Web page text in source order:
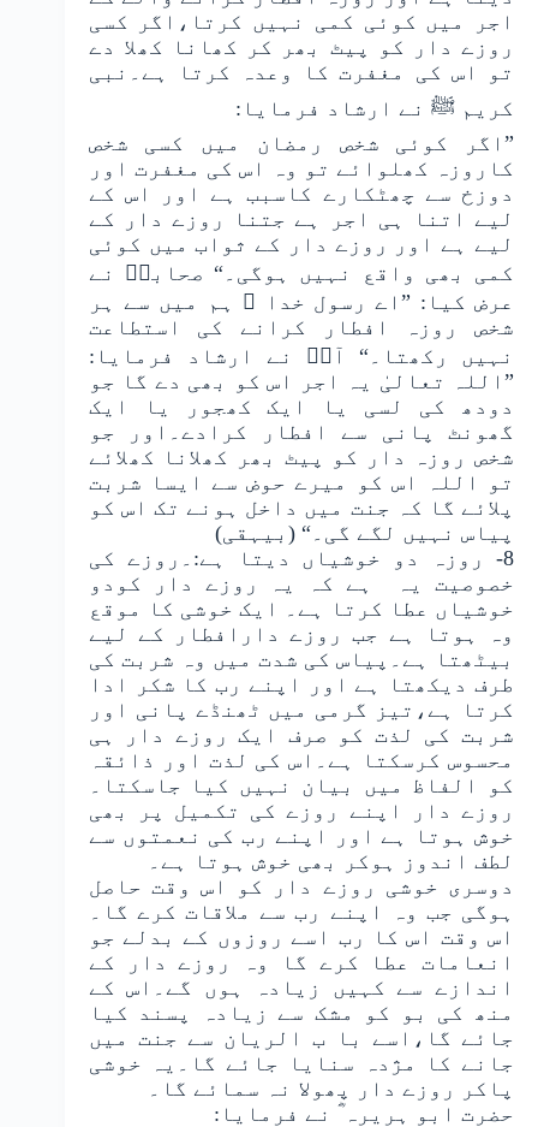
اجر میں کوئی کمی نہیں کرتا،اگر کسی
روزے دار کو پیٹ بھر کر کھانا کھلا دے
تو اس کی مغفرت کا وعدہ کرتا ہے۔نبی
کریم ﷺ نے ارشاد فرمایا:
”اگر کوئی شخص رمضان میں کسی شخص
کاروزہ کھلوائے تو وہ اس کی مغفرت اور
دوزخ سے چھٹکارے کاسبب ہے اور اس کے
لیے اتنا ہی اجر ہے جتنا روزے دار کے
لیے ہے اور روزے دار کے ثواب میں کوئی
کمی بھی واقع نہیں ہوگی۔“ صحابہؓ نے
عرض کیا: ”اے رسول خدا ﷺ ہم میں سے ہر
شخص روزہ افطار کرانے کی استطاعت
نہیں رکھتا۔“ آپؐ نے ارشاد فرمایا:
”اللہ تعالیٰ یہ اجر اس کو بھی دے گا جو
دودھ کی لسی یا ایک کھجور یا ایک
گھونٹ پانی سے افطار کرادے۔اور جو
شخص روزہ دار کو پیٹ بھر کھلانا کھلائے
تو اللہ اس کو میرے حوض سے ایسا شربت
پلائے گا کہ جنت میں داخل ہونے تک اس کو
پیاس نہیں لگے گی۔“ (بیہقی)
8- روزہ دو خوشیاں دیتا ہے:۔روزے کی
خصوصیت یہ ہے کہ یہ روزے دار کودو
خوشیاں عطا کرتا ہے۔ ایک خوشی کا موقع
وہ ہوتا ہے جب روزے دارافطار کے لیے
بیٹھتا ہے۔پیاس کی شدت میں وہ شربت کی
طرف دیکھتا ہے اور اپنے رب کا شکر ادا
کرتا ہے،تیز گرمی میں ٹھنڈے پانی اور
شربت کی لذت کو صرف ایک روزے دار ہی
محسوس کرسکتا ہے۔اس کی لذت اور ذائقہ
کو الفاظ میں بیان نہیں کیا جاسکتا۔
روزے دار اپنے روزے کی تکمیل پر بھی
خوش ہوتا ہے اور اپنے رب کی نعمتوں سے
لطف اندوز ہوکر بھی خوش ہوتا ہے۔
دوسری خوشی روزے دار کو اس وقت حاصل
ہوگی جب وہ اپنے رب سے ملاقات کرے گا۔
اس وقت اس کا رب اسے روزوں کے بدلے جو
انعامات عطا کرے گا وہ روزے دار کے
اندازے سے کہیں زیادہ ہوں گے۔اس کے
منھ کی بو کو مشک سے زیادہ پسند کیا
جائے گا،اسے با ب الریان سے جنت میں
جانے کا مژدہ سنایا جائے گا۔یہ خوشی
پاکر روزے دار پھولا نہ سمائے گا۔
حضرت ابو ہریرہ ؓ نے فرمایا: